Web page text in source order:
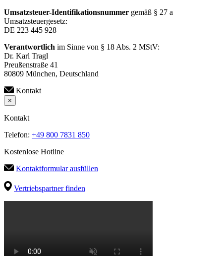
Umsatzsteuer-Identifikationsnummer gemäß § 27 a
Umsatzsteuergesetz:
DE 223 445 928
Verantwortlich im Sinne von § 18 Abs. 2 MStV:
Dr. Karl Tragl
Preußenstraße 41
80809 München, Deutschland
Kontakt
×
Kontakt
Telefon: +49 800 7831 850
Kostenlose Hotline
Kontaktformular ausfüllen
Vertriebspartner finden